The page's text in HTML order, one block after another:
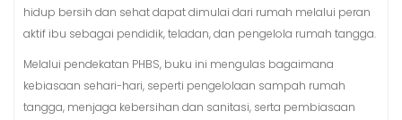
hidup bersih dan sehat dapat dimulai dari rumah melalui peran
aktif ibu sebagai pendidik, teladan, dan pengelola rumah tangga.
Melalui pendekatan PHBS, buku ini mengulas bagaimana
kebiasaan sehari-hari, seperti pengelolaan sampah rumah
tangga, menjaga kebersihan dan sanitasi, serta pembiasaan